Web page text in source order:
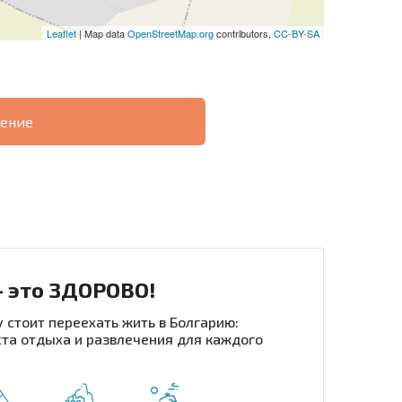
Leaflet | Map dataOpenStreetMap.orgcontributors, CC-BY-SA
| Нажимая кнопку, вы разрешаете
это ЗДОРОВО!
переехать жить в Болгарию:
отдыха и развлечения для каждого